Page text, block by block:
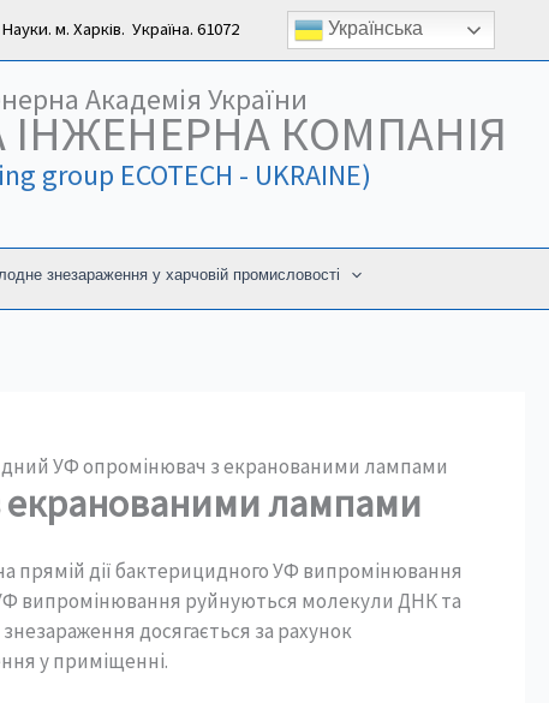
м. Харків. Україна. 61072 Українська
Академія України
ІНЖЕНЕРНА КОМПАНІЯ
group ECOTECH - UKRAINE)
знезараження у харчовій промисловості
УФ опромінювач з екранованими лампами
лампами
дії бактерицидного УФ випромінювання
випромінювання руйнуються молекули ДНК та
досягається за рахунок
у приміщенні.